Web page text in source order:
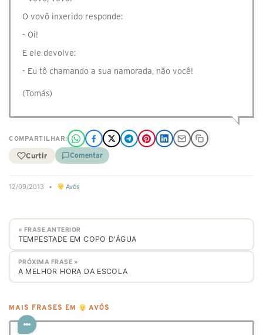
O vovô inxerido responde:
- Oi!
E ele devolve:
- Eu tô chamando a sua namorada, não você!
(Tomás)
COMPARTILHAR:
Curtir Comentar
12/09/2013 • Avós
« FRASE ANTERIOR
TEMPESTADE EM COPO D'ÁGUA
PRÓXIMA FRASE »
A MELHOR HORA DA ESCOLA
MAIS FRASES EM AVÓS